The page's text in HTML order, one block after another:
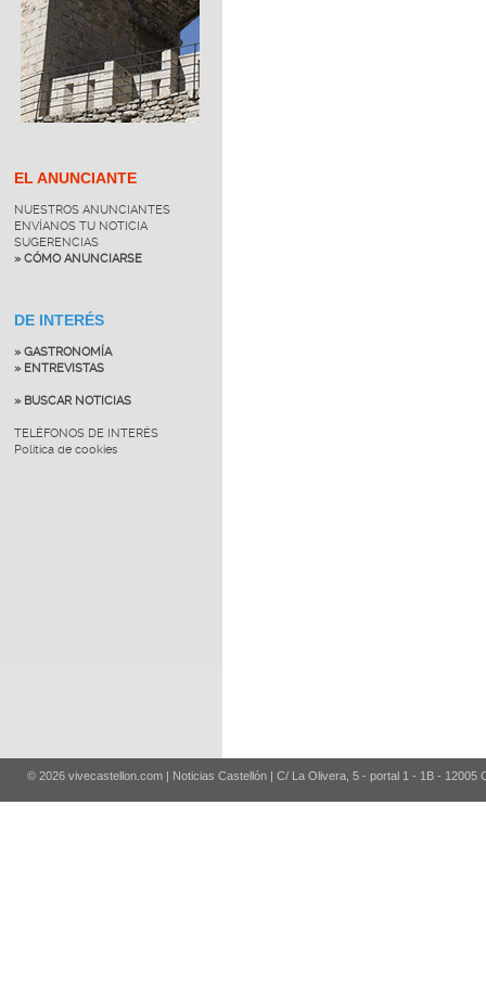
EL ANUNCIANTE
NUESTROS ANUNCIANTES
ENVÍANOS TU NOTICIA
SUGERENCIAS
» CÓMO ANUNCIARSE
DE INTERÉS
» GASTRONOMÍA
» ENTREVISTAS
» BUSCAR NOTICIAS
TELÉFONOS DE INTERÉS
Política de cookies
© 2026 vivecastellon.com | Noticias Castellón | C/ La Olivera, 5 - portal 1 - 1B - 12005